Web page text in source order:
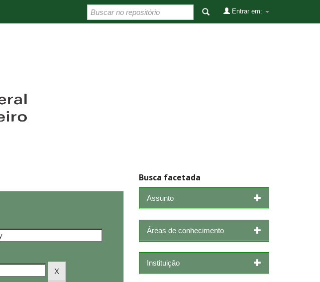
Entrar em:
Busca facetada
Assunto
Áreas de conhecimento
Instituição